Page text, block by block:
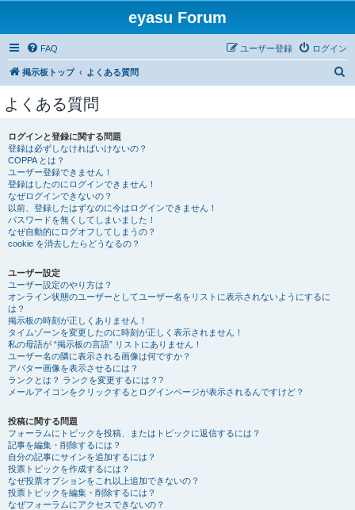
eyasu Forum
FAQ ログイン
ユーザー登録
掲示板トップ よくある質問
よくある質問
ログインと登録に関する問題
登録は必ずしなければいけないの？
COPPA とは？
ユーザー登録できません！
登録はしたのにログインできません！
なぜログインできないの？
以前、登録したはずなのに今はログインできません！
パスワードを無くしてしまいました！
なぜ自動的にログオフしてしまうの？
cookie を消去したらどうなるの？
ユーザー設定
ユーザー設定のやり方は？
オンライン状態のユーザーとしてユーザー名をリストに表示されないようにするに
は？
掲示板の時刻が正しくありません！
タイムゾーンを変更したのに時刻が正しく表示されません！
私の母語が “掲示板の言語” リストにありません！
ユーザー名の隣に表示される画像は何ですか？
アバター画像を表示させるには？
ランクとは？ ランクを変更するには？?
メールアイコンをクリックするとログインページが表示されるんですけど？
投稿に関する問題
フォーラムにトピックを投稿、またはトピックに返信するには？
記事を編集・削除するには？
自分の記事にサインを追加するには？
投票トピックを作成するには？
なぜ投票オプションをこれ以上追加できないの？
投票トピックを編集・削除するには？
なぜフォーラムにアクセスできないの？